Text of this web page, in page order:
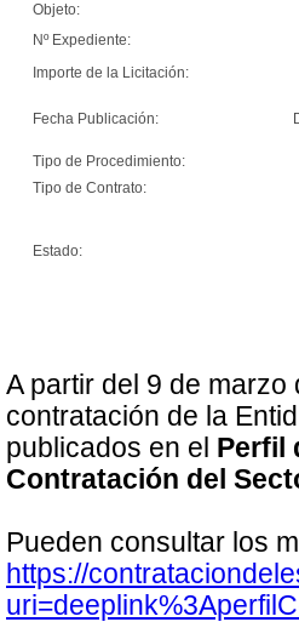
Objeto:
Nº Expediente:
Importe de la Licitación:
Fecha Publicación:
Tipo de Procedimiento:
Tipo de Contrato:
Estado:
A partir del 9 de
contratación de la
publicados en el Perfil
Contratación del
Pueden consultar los
https://